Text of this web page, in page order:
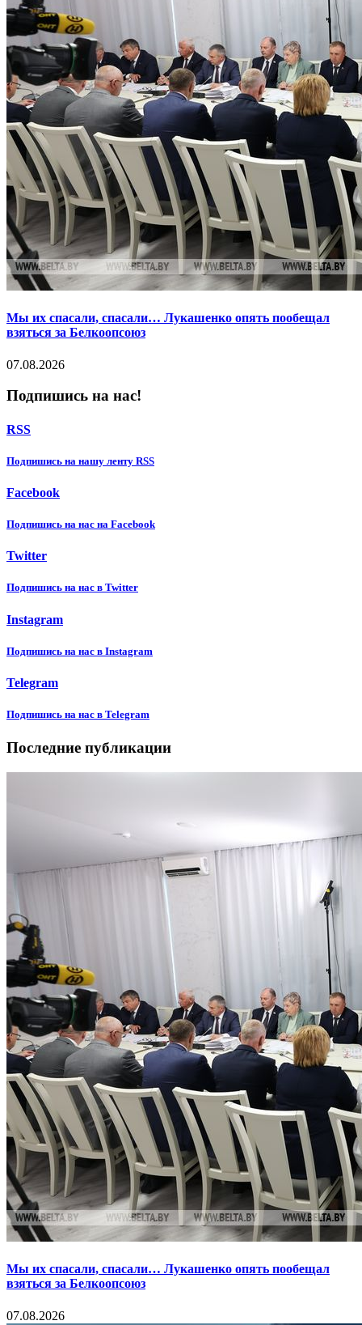
Мы их спасали, спасали… Лукашенко опять пообещал
взяться за Белкоопсоюз
07.08.2026
Подпишись на нас!
RSS
Подпишиcь на нашу ленту RSS
Facebook
Подпишиcь на нас на Facebook
Twitter
Подпишиcь на нас в Twitter
Instagram
Подпишиcь на нас в Instagram
Telegram
Подпишиcь на нас в Telegram
Последние публикации
Мы их спасали, спасали… Лукашенко опять пообещал
взяться за Белкоопсоюз
07.08.2026